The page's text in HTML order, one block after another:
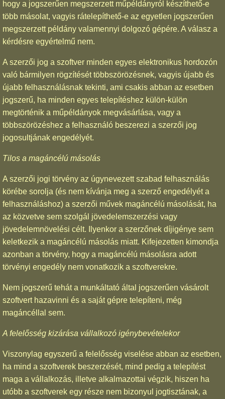
hogy a jogszerűen megszerzett műpéldányról készíthető-e
több másolat, vagyis rátelepíthető-e az egyetlen jogszerűen
megszerzett példány valamennyi dolgozó gépére. A válasz a
kérdésre egyértelmű nem.
A szerzői jog a szoftver minden egyes elektronikus hordozón
való bármilyen rögzítését többszörözésnek, vagyis újabb és
újabb felhasználásnak tekinti, ami csakis abban az esetben
jogszerű, ha minden egyes telepítéshez külön-külön
megtörténik a műpéldányok megvásárlása, vagy a
többszörözéshez a felhasználó beszerezi a szerzői jog
jogosultjának engedélyét.
Tilos a magáncélú másolás
A szerzői jogi törvény az úgynevezett szabad felhasználás
körébe sorolja (és nem kívánja meg a szerző engedélyét a
felhasználáshoz) a szerzői művek magáncélú másolását, ha
az közvetve sem szolgál jövedelemszerzési vagy
jövedelemnövelési célt. Ilyenkor a szerzőnek díjigénye sem
keletkezik a magáncélú másolás miatt. Kifejezetten kimondja
azonban a törvény, hogy a magáncélú másolásra adott
törvényi engedély nem vonatkozik a szoftverekre.
Nem jogszerű tehát a munkáltató által jogszerűen vásárolt
szoftvert hazavinni és a saját gépre telepíteni, még
magáncéllal sem.
A felelősség kizárása vállalkozó igénybevételekor
Viszonylag egyszerű a felelősség viselése abban az esetben,
ha mind a szoftverek beszerzését, mind pedig a telepítést
maga a vállalkozás, illetve alkalmazottai végzik, hiszen ha
utóbb a szoftverek egy része nem bizonyul jogtisztának, a